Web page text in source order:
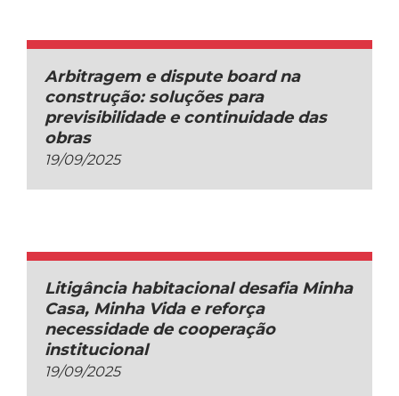
Arbitragem e dispute board na
construção: soluções para
previsibilidade e continuidade das
obras
19/09/2025
Litigância habitacional desafia Minha
Casa, Minha Vida e reforça
necessidade de cooperação
institucional
19/09/2025